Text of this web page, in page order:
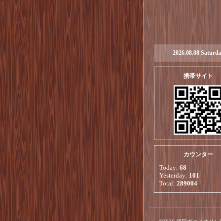
2026.08.08
携帯サイト
カウンター
Today: 68
Yesterday: 101
Total: 289004